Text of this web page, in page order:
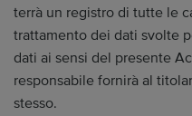
terrà un registro di tutte le
trattamento dei dati svolte
dati ai sensi del presente
responsabile fornirà al
stesso.